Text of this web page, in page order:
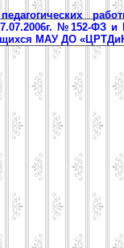
№152-ФЗ
МАУ ДО